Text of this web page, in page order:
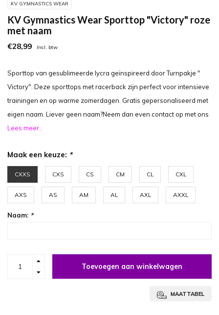
KV GYMNASTICS WEAR
KV Gymnastics Wear Sporttop "Victory" roze
met naam
€28,99 Incl. btw
Sporttop van gesublimeerde lycra geïnspireerd door Turnpakje "
Victory". Deze sporttops met racerback zijn perfect voor intensieve
trainingen en op warme zomerdagen. Gratis gepersonaliseerd met
eigen naam. Liever geen naam?Neem dan even contact op met ons
Lees meer..
Maak een keuze: *
CXXS CXS CS CM CL CXL
AXS AS AM AL AXL AXXL
Naam: *
Toevoegen aan winkelwagen
MAATTABEL